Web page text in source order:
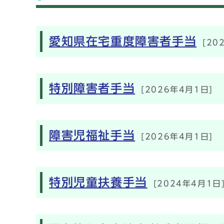
メインメニュー
愛知県在宅重度障害者手当
特別障害者手当 [2026年4月1日]
障害児福祉手当 [2026年4月1日]
特別児童扶養手当 [2024年4月1日]